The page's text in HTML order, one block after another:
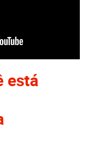
está